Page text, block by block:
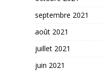
septembre 2021
août 2021
juillet 2021
juin 2021